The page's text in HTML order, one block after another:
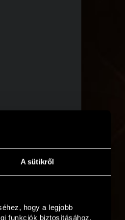
A sütikről
hogy a legjobb
funkciók biztosításához,
a
alapján